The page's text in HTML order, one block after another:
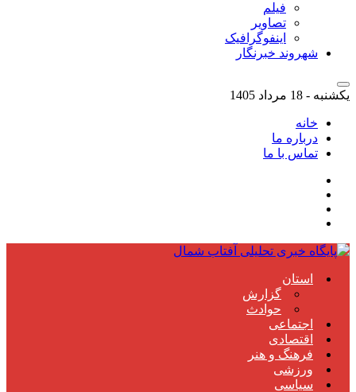
فیلم
تصاویر
اینفوگرافیک
شهروند خبرنگار
یکشنبه - 18 مرداد 1405
خانه
درباره ما
تماس با ما
استان
گزارش
حوادث
اجتماعی
اقتصادی
فرهنگ و هنر
ورزشی
سیاسی